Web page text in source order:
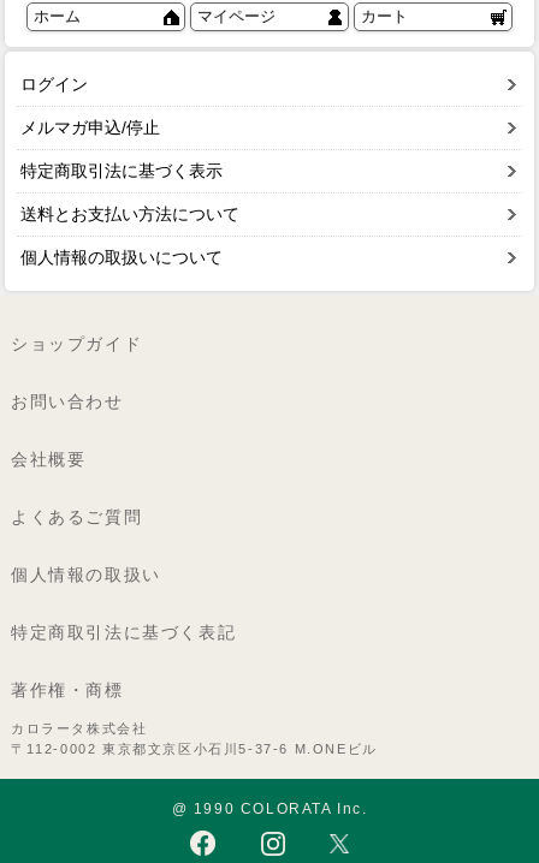
ホーム マイページ カート
ログイン
メルマガ申込/停止
特定商取引法に基づく表示
送料とお支払い方法について
個人情報の取扱いについて
ショップガイド
お問い合わせ
会社概要
よくあるご質問
個人情報の取扱い
特定商取引法に基づく表記
著作権・商標
カロラータ株式会社
〒112-0002 東京都文京区小石川5-37-6 M.ONEビル
@ 1990 COLORATA Inc.